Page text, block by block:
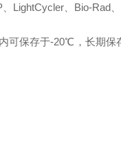
LightCycler、Bio-Rad
内可保存于-20℃，长期